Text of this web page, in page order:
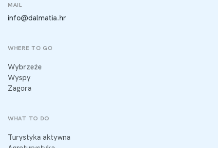
MAIL
info@dalmatia.hr
WHERE TO GO
Wybrzeże
Wyspy
Zagora
WHAT TO DO
Turystyka aktywna